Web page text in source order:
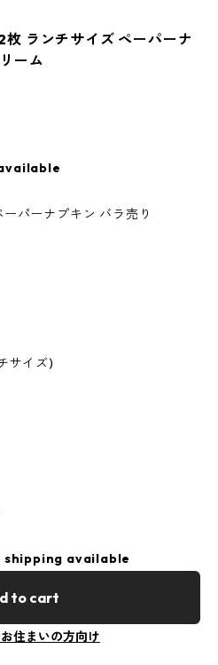
枚 ランチサイズ ペーパーナ
ーム
パーナプキン バラ売り
サイズ)
available
to cart
住まいの方向け